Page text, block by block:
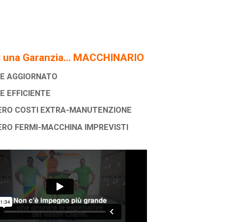
una Garanzia… MACCHINARIO
AGGIORNATO
EFFICIENTE
COSTI EXTRA-MANUTENZIONE
FERMI-MACCHINA IMPREVISTI